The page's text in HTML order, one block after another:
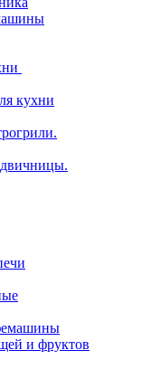
кухни
и фруктов